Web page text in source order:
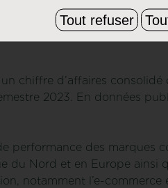
chiffre d’affaires consolidé
2023. En données
performance des marques
Nord et en Europe ainsi
notamment l’e-
Tout refuser